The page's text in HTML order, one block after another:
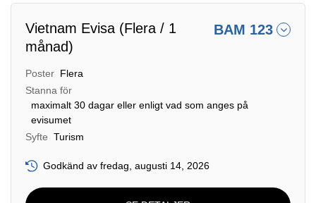
Vietnam Evisa (Flera / 1
månad)
BAM 123
Poster Flera
Stanna för
maximalt 30 dagar eller enligt vad som anges på
evisumet
Syfte Turism
Godkänd av fredag, augusti 14, 2026